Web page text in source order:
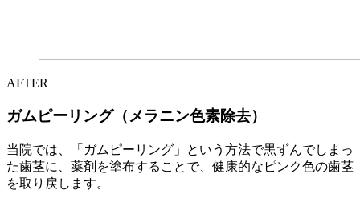
AFTER
ガムピーリング（メラニン色素除去）
当院では、「ガムピーリング」という方法で黒ずんでしまっ
た歯茎に、薬剤を塗布することで、健康的なピンク色の歯茎
を取り戻します。